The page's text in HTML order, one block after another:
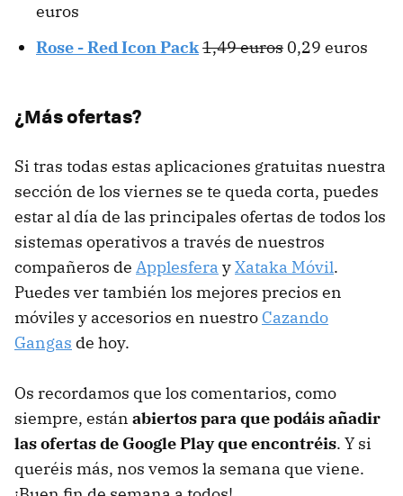
euros
Rose - Red Icon Pack1,49 euros 0,29 euros
¿Más ofertas?
Si tras todas estas aplicaciones gratuitas nuestra
sección de los viernes se te queda corta, puedes
estar al día de las principales ofertas de todos los
sistemas operativos a través de nuestros
compañeros de Applesfera yXataka Móvil.
Puedes ver también los mejores precios en
móviles y accesorios en nuestro Cazando
Gangas de hoy.
Os recordamos que los comentarios, como
siempre, están abiertos para que podáis añadir
las ofertas de Google Play que encontréis. Y si
queréis más, nos vemos la semana que viene.